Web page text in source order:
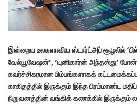
இன்றைய உலகளாவிய ஸ்டார்ட்அப் சூழலில்
வேல்யூவேஷன்’, ‘யுனிகார்ன் அந்தஸ்து’
கவர்ச்சிகரமான பிம்பங்களாகக்
காகிதத்தில் இருக்கும் இந்த பிரம்மாண்ட
நிறுவனத்தின் வங்கிக் கணக்கில் இருக்கும்